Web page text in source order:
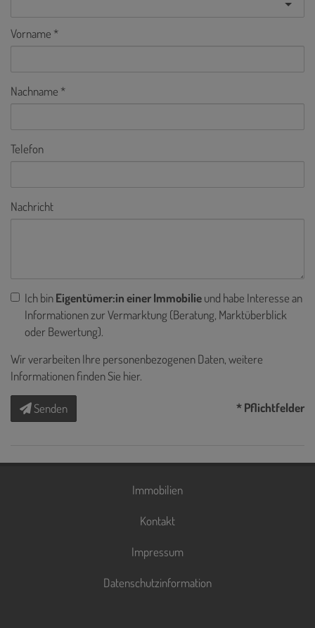
Vorname
Nachname
Telefon
Nachricht
Ich binEigentümer:in einer Immobilieund habe Interesse an
Informationen zur Vermarktung (Beratung, Marktüberblick
oder Bewertung).
Wir verarbeiten Ihre personenbezogenen Daten, weitere
Informationen finden Sie hier.
Senden * Pflichtfelder
Immobilien
Kontakt
Impressum
Datenschutzinformation